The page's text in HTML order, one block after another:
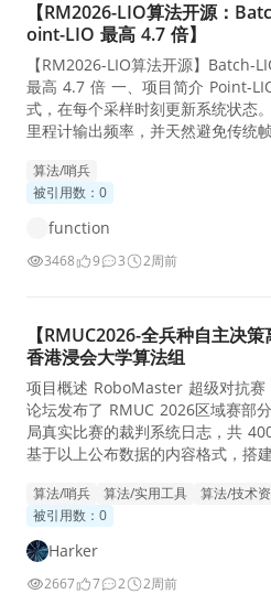
【RM2026-LIO算法开源：
oint-LIO 最高 4.7 倍】
【RM2026-LIO算法开源】Batch-
最高 4.7 倍 一、项目简介 Point-
式，在每个采样时刻更新系统状态
里程计输出频率，并天然避免传统
也会带来较高的计算开销，系统需
合、残差构建和 EKF 更新，消耗
参考中国科学技术大学张昊鹏学长
的批量更新方法，对 Point-LIO 的
约 1 ms 内的激光点组成一个
算法/哨兵
被引用数：0
function
3468 9 3 2周前
【RMUC2026-全兵种自主决
香港浸会大学算法组
项目概述 RoboMaster 超级对抗赛
论坛发布了 RMUC 2026区域赛部
局真实比赛的裁判系统日志，共
基于以上公布数据的内容格式，搭
mer三种算法进行了离线强化学习
显示模型能够初步学习到人类步兵
析 → 观测 / 动作 / 奖励构建 → 多
接口，全兵种通用 开源地址
算法/哨兵 算法/实用工具
算法/技术
被引用数：0
Harker
2667 7 2 2周前